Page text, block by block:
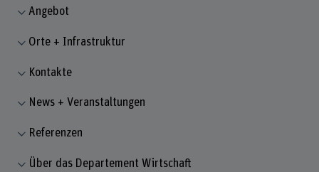
Angebot
Orte + Infrastruktur
Kontakte
News + Veranstaltungen
Referenzen
Über das Departement Wirtschaft